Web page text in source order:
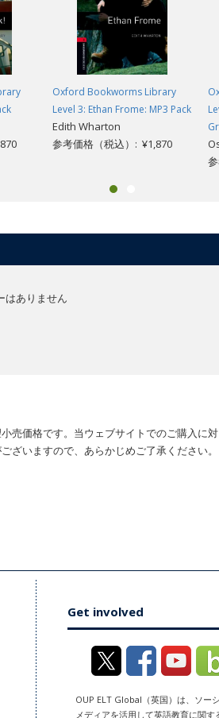
Oxford Bookworms Library
Level 3: Ethan Frome: MP3 Pack
Edith Wharton
参考価格（税込）: ¥1,870
はありません
売価格です。当ウェブサイトでのご購入に
ざいますので、あらかじめご了承ください。
Get involved
OUP ELT Global（英国）は、ソー
メディアを活用して英語教育に関す